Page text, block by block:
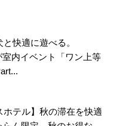
快適に遊べる。
室内イベント「ワン上等
ホテル】秋の滞在を快適